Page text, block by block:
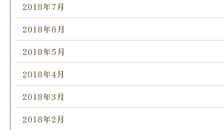
2018年7月
2018年6月
2018年5月
2018年4月
2018年3月
2018年2月